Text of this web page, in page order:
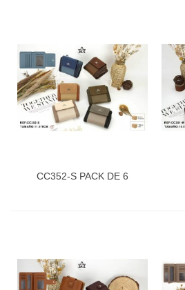
CC352-S PACK DE 6